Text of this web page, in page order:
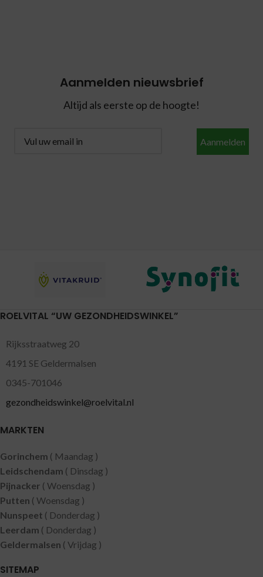
Aanmelden nieuwsbrief
Altijd als eerste op de hoogte!
Aanmelden
ROELVITAL “UW GEZONDHEIDSWINKEL”
Rijksstraatweg 20
4191 SE Geldermalsen
0345-701046
gezondheidswinkel@roelvital.nl
MARKTEN
Gorinchem ( Maandag )
Leidschendam ( Dinsdag )
Pijnacker ( Woensdag )
Putten ( Woensdag )
Nunspeet ( Donderdag )
Leerdam ( Donderdag )
Geldermalsen ( Vrijdag )
SITEMAP